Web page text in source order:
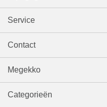
Service
Contact
Megekko
Categorieën